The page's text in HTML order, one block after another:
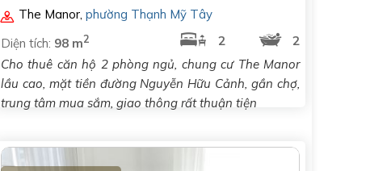
The Manor, phường Thạnh Mỹ Tây
Diện tích: 98 m2 2
2
Cho thuê căn hộ 2 phòng ngủ, chung cư The Manor
lầu cao, mặt tiền đường Nguyễn Hữu Cảnh, gần chợ,
trung tâm mua sắm, giao thông rất thuận tiện